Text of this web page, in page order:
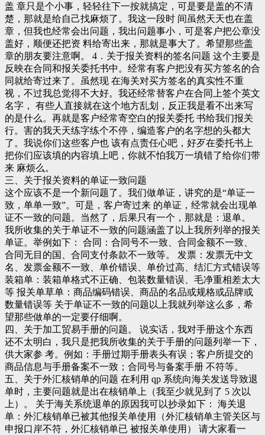
盖 章只是个小事，轻轻往下一按就搞定，可是要是盖的不清
楚，那就是给自己找麻烦了。我这一段时 间虽然天天也在盖
章，但我也经常会出问题，我出问题事小，可是客户把公章没
盖好，顺便还把资 料给寄出来，那就是事大了。希望那些盖
章的朋友要注意啊。 4．关于报关资料的签名问题 这个主要是
反映在合同和报关委托书中。经常有客户把没有买方签名的合
同就给寄过来了。虽然现 在海关对买方签名的真实性不重
视，不过我总觉得不大好。我还经常替客户在合同上签个英文
名字， 有些人直接就在这个地方乱划，反正我是看不出来写
的是什么。再就是客户经常寄空白的报关委托 书给我们报关
行。害的我天天练字练个不停，编造客户的名字想的头都大
了。我说你们这些客户也 该有点责任心吧，好歹在委托书上
把你们应该填的内容填上吧，你就不怕我万一填错了给你们带
来 麻烦么。
三、关于报关资料的单证一致问题
这个应该不是一个新问题了。我们做单证，讲究的是“单证一
致，单单一致”。可是，客户寄过来 的单证，经常就会出现单
证不一致的问题。当然了，后果只有一个，那就是：退单。
我所收集的关于单证不一致的问题涵盖了以上我所列举的报关
单证。举例如下： 合同：合同号不一致、合同金额不一致、
合同无目的国、合同支付条款不一致等。 发票：发票无中文
名、发票金额不一致、单价错误、单价过高、结汇方式错误等
装箱单：装箱单格式不正确、包装数量错误、毛净重相差太大
等 报关单草单：商品编码错误、商品的名品或规格或品牌或
数量错误等 关于单证不一致的问题以上我就列举这么多，希
望那些做单的一定要仔细啊。
四、关于加工贸易手册的问题。 说实话，我对手册这个东西
还不太明白，我只是把我所收集的关于手册的问题列举一下，
供大家参 考。例如：手册过期手册表头有误；客户所提交的
商品信息与手册备案不一致；合同号与备案手册 不符等。
五、关于外汇核销单的问题 在利用 qp 系统向海关发送导致退
单时，主要问题就是出在核销单上（我至少就见到了 5 次以
上）。 关于海关系统退单的原因我可以抄录如下： 海关退
单：外汇核销单已被其他报关单使用（外汇核销单主管关区与
申报口岸不符，外汇核销单已 被报关单使用） 请大家看一